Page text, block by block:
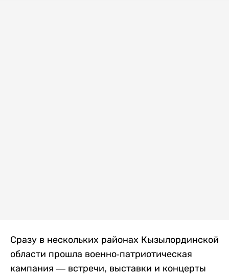
Сразу в нескольких районах Кызылординской
области прошла военно-патриотическая
кампания — встречи, выставки и концерты